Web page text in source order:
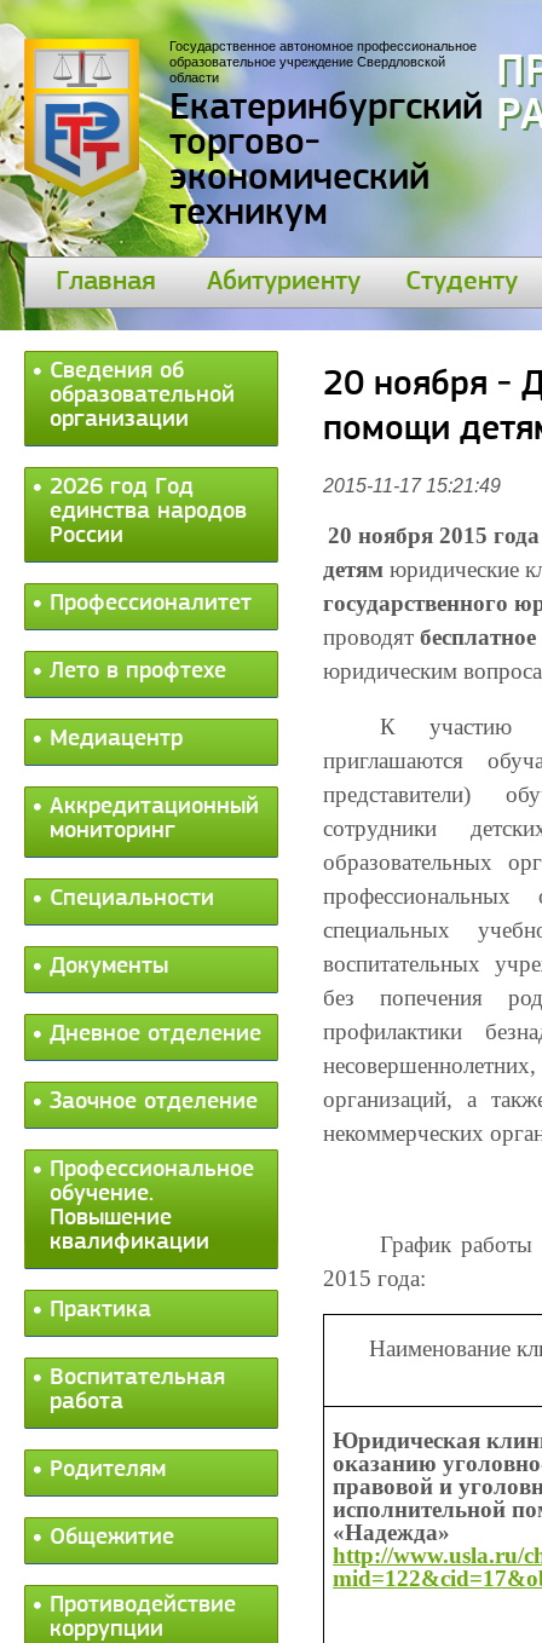
Государственное автономное профессиональное
образовательное учреждение Свердловской
области
Екатеринбургский
торгово-
экономический
техникум
Главная Абитуриенту Студенту
Сведения об
образовательной
организации
2026 год Год
единства народов
России
Профессионалитет
Лето в профтехе
Медиацентр
Аккредитационный
мониторинг
Специальности
Документы
Дневное отделение
Заочное отделение
Профессиональное
обучение.
Повышение
квалификации
Практика
Воспитательная
работа
Родителям
Общежитие
Противодействие
коррупции
20 ноября -
помощи
2015-11-17 15:21:49
20 ноября 2015 года
детям юридические
государственного
проводят бесплатное
юридическим
К участию
приглашаются
представители)
сотрудники
образовательных
профессиональных
специальных
воспитательных
без попечения
профилактики
организаций, а
некоммерческих
График работы
2015 года:
Наименование
Юридическая
оказанию
правовой и
исполнительной
«Надежда»
http://www.usla.ru/